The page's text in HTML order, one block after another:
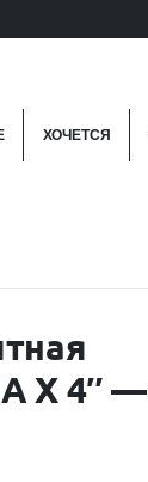
ХОЧЕТСЯ
X 4″ —